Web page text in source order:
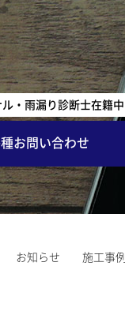
・雨漏り診断士在籍中
お問い合わせ
お知らせ 施工事例